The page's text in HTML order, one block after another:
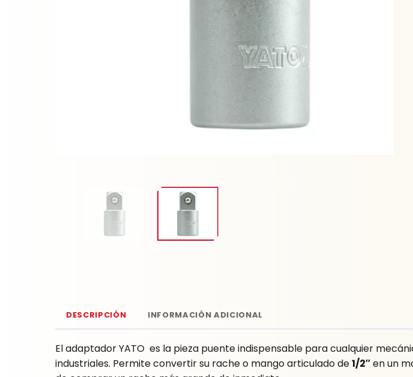
DESCRIPCIÓN INFORMACIÓN ADICIONAL
El adaptador YATO es la pieza puente indispensable para cualquier
industriales. Permite convertir su rache o mango articulado de1/2″en un